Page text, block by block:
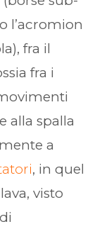
l’acromion
fra il
fra i
alla spalla
a
, in quel
visto